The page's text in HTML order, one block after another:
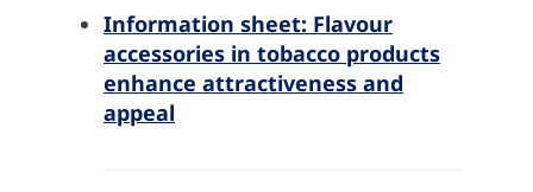
Information sheet: Flavour
accessories in tobacco products
enhance attractiveness and
appeal